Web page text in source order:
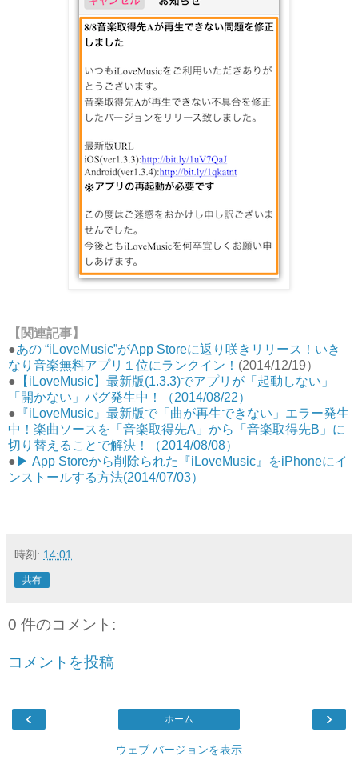
【関連記事】
●あの “iLoveMusic”がApp Storeに返り咲きリリース！いき
なり音楽無料アプリ１位にランクイン！ (2014/12/19）
● 【iLoveMusic】最新版(1.3.3)でアプリが「起動しない」
「開かない」バグ発生中！（2014/08/22）
● 『iLoveMusic』最新版で「曲が再生できない」エラー発生
中！楽曲ソースを「音楽取得先A」から「音楽取得先B」に
切り替えることで解決！（2014/08/08）
● ▶︎ App Storeから削除られた『iLoveMusic』をiPhoneにイ
ンストールする方法(2014/07/03）
時刻: 14:01
共有
0 件のコメント:
コメントを投稿
‹ ›
ホーム
ウェブ バージョンを表示